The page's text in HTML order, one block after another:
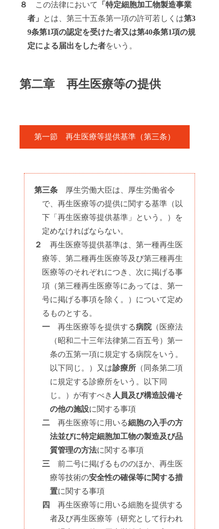
８
この法律において
「特定細胞加工物製造事業
者」 とは、第三十五条第一項の許可若しくは第3
9条第1項の認定を受けた者又は第40条第1項の規
定による届出をした者をいう。
第二章 再生医療等の提供
第一節 再生医療等提供基準（第三条）
第三条 厚生労働大臣は、厚生労働省令
で、再生医療等の提供に関する基準（以
下「再生医療等提供基準」という。）を
定めなければならない。
２
再生医療等提供基準は、第一種再生医
療等、第二種再生医療等及び第三種再生
医療等のそれぞれにつき、次に掲げる事
項（第三種再生医療等にあっては、第一
号に掲げる事項を除く。）について定め
るものとする。
一 再生医療等を提供する病院（医療法
（昭和二十三年法律第二百五号）第一
条の五第一項に規定する病院をいう。
以下同じ。）又は診療所 （同条第二項
に規定する診療所をいう。以下同
じ。）が有すべき 人員及び構造設備そ
の他の施設に関する事項
二 再生医療等に用いる細胞の入手の方
法並びに特定細胞加工物の製造及び品
質管理の方法に関する事項
三 前二号に掲げるもののほか、再生医
療等技術の安全性の確保等に関する措
置に関する事項
四
再生医療等に用いる細胞を提供する
者及び再生医療等（研究として行われ